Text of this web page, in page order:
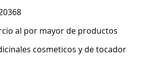
al por mayor de productos
cosmeticos y de tocador